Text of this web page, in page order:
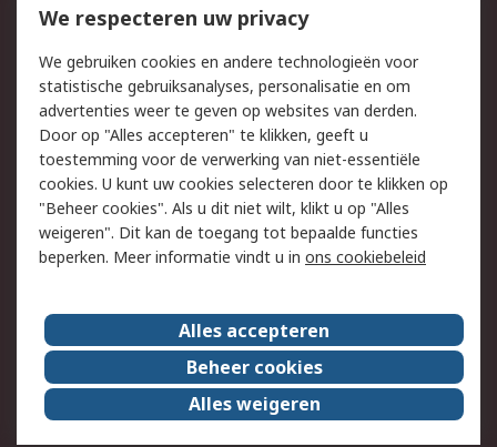
Bestellen
Inkoopoplossingen
Track & Trace
Wettelijk
Cookiebeleid
Email veiligheid
Privacybeleid
Websitevoorwaarden
Algemene
verkoopvoorwaarden
Over RS
RS Group
Over ons
RS wereldwijd
Werken bij RS
ESG
We respecteren uw privacy
We gebruiken cookies en andere technologieën voor
statistische gebruiksanalyses, personalisatie en om
advertenties weer te geven op websites van derden.
Door op "Alles accepteren" te klikken, geeft u
toestemming voor de verwerking van niet-essentiële
cookies. U kunt uw cookies selecteren door te klikken op
"Beheer cookies". Als u dit niet wilt, klikt u op "Alles
weigeren". Dit kan de toegang tot bepaalde functies
beperken. Meer informatie vindt u in ons cookiebeleid
Alles accepteren
Beheer cookies
Alles weigeren